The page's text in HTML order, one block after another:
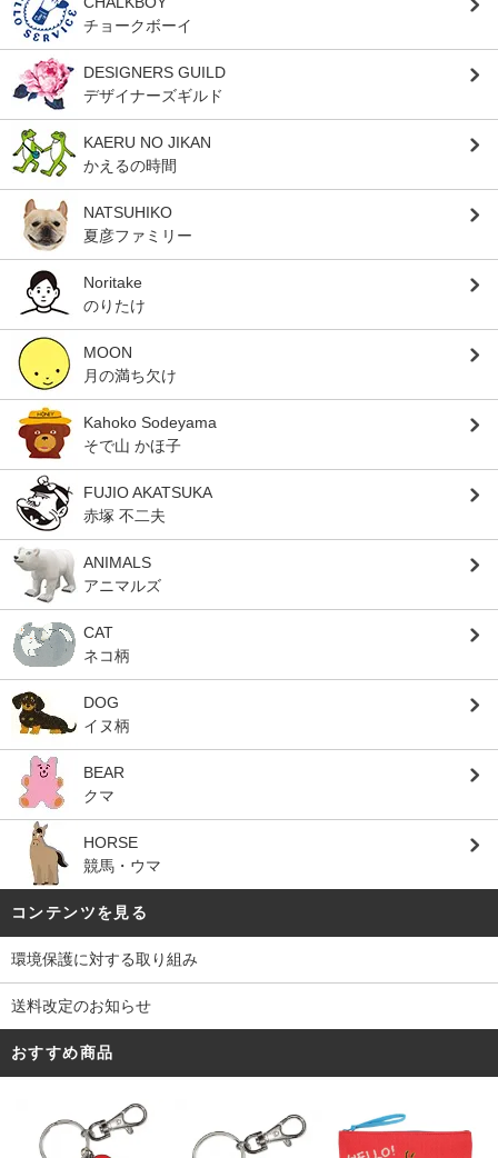
チョークボーイ
DESIGNERS GUILD
デザイナーズギルド
KAERU NO JIKAN
かえるの時間
NATSUHIKO
夏彦ファミリー
Noritake
のりたけ
MOON
月の満ち欠け
Kahoko Sodeyama
そで山 かほ子
FUJIO AKATSUKA
赤塚 不二夫
ANIMALS
アニマルズ
CAT
ネコ柄
DOG
イヌ柄
BEAR
クマ
HORSE
競馬・ウマ
コンテンツを見る
環境保護に対する取り組み
送料改定のお知らせ
おすすめ商品